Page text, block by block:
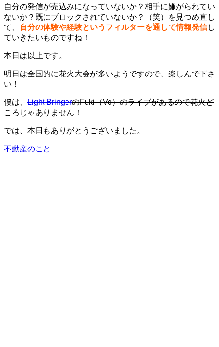
自分の発信が売込みになっていないか？相手に嫌がられてい
ないか？既にブロックされていないか？（笑）を見つめ直し
て、
自分の体験や経験というフィルターを通して情報発信し
ていきたいものですね！
本日は以上です。
明日は全国的に花火大会が多いようですので、楽しんで下さ
い！
僕は、 Light BringerのFuki（Vo）のライブがあるので花火ど
ころじゃありません！
では、本日もありがとうございました。
不動産のこと